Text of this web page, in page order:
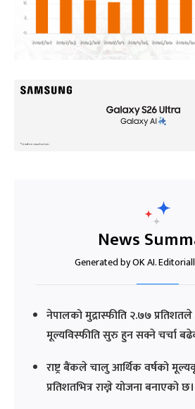
News
Generated by OK AI.
नेपालको मुद्रास्फीति २.७७
मूल्यविस्फीति सुरु हुन सक्ने चर्चा
राष्ट्र बैंकले चालु आर्थिक वर्षको
प्रतिशतभित्र राख्ने योजना बनाएको छ।